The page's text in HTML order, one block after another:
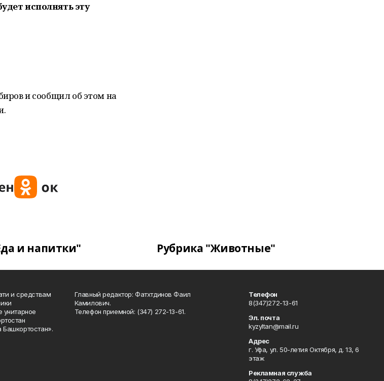
исполнять эту
и сообщил об этом на
и напитки" Рубрика "Животные"
и средствам
унитарное
Башкортостан».
Главный редактор: Фатхтдинов Фаил
Камилович.
Телефон приемной: (347) 272-13-61.
Телефон
8(347)272-13-61
Эл. почта
kyzyltan@mail.ru
Адрес
г. Уфа, ул. 50-летия Октября, д. 13, 6
этаж
Рекламная служба